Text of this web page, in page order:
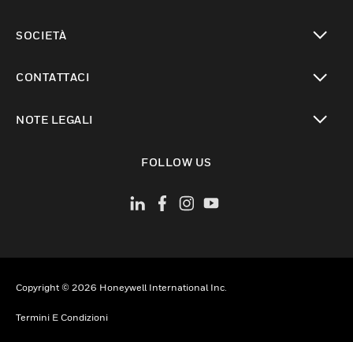
SOCIETÀ
CONTATTACI
NOTE LEGALI
FOLLOW US
Copyright © 2026 Honeywell International Inc.
Termini E Condizioni